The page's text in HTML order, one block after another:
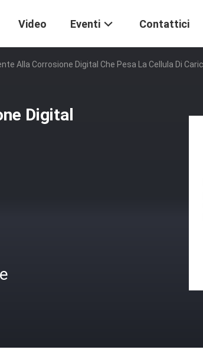
Video Eventi Contattici
Alla Corrosione Digital Che Pesa La Cellula Di
Digital